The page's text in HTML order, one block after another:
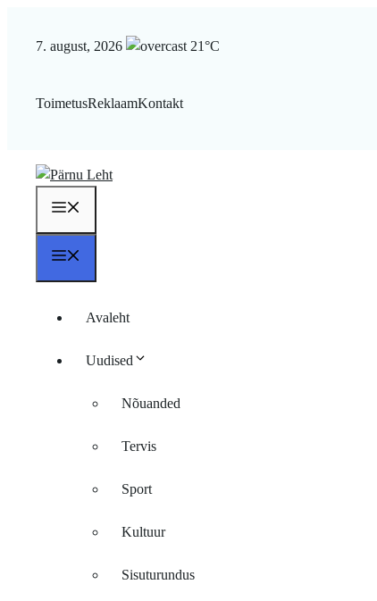
7. august, 2026 21°C
ToimetusReklaamKontakt
Avaleht
Uudised
Nõuanded
Tervis
Sport
Kultuur
Sisuturundus